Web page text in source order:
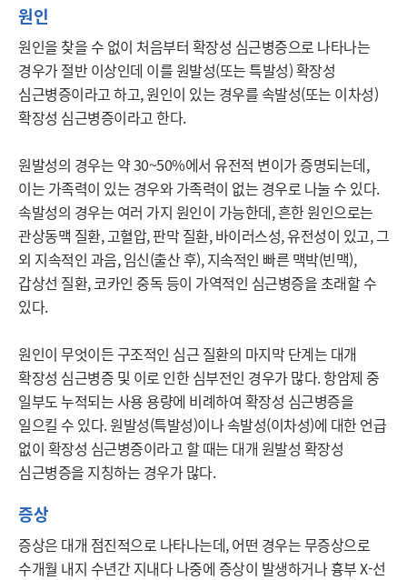
원인
원인을 찾을 수 없이 처음부터 확장성 심근병증으로 나타나는
경우가 절반 이상인데 이를 원발성(또는 특발성) 확장성
심근병증이라고 하고, 원인이 있는 경우를 속발성(또는 이차성)
확장성 심근병증이라고 한다.
원발성의 경우는 약 30~50%에서 유전적 변이가 증명되는데,
이는 가족력이 있는 경우와 가족력이 없는 경우로 나눌 수 있다.
속발성의 경우는 여러 가지 원인이 가능한데, 흔한 원인으로는
관상동맥 질환, 고혈압, 판막 질환, 바이러스성, 유전성이 있고, 그
외 지속적인 과음, 임신(출산 후), 지속적인 빠른 맥박(빈맥),
갑상선 질환, 코카인 중독 등이 가역적인 심근병증을 초래할 수
있다.
원인이 무엇이든 구조적인 심근 질환의 마지막 단계는 대개
확장성 심근병증 및 이로 인한 심부전인 경우가 많다. 항암제 중
일부도 누적되는 사용 용량에 비례하여 확장성 심근병증을
일으킬 수 있다. 원발성(특발성)이나 속발성(이차성)에 대한 언급
없이 확장성 심근병증이라고 할 때는 대개 원발성 확장성
심근병증을 지칭하는 경우가 많다.
증상
증상은 대개 점진적으로 나타나는데, 어떤 경우는 무증상으로
수개월 내지 수년간 지내다 나중에 증상이 발생하거나 흉부 X-선